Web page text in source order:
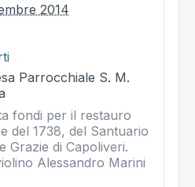
2014
Parrocchiale S. M.
fondi per il restauro
del 1738, del Santuario
Grazie di Capoliveri.
Alessandro Marini